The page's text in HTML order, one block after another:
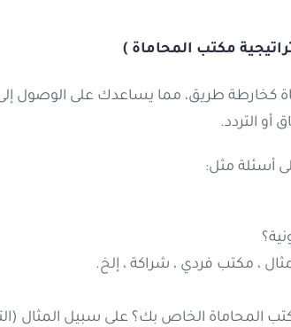
مكتب المحاماة )
كخارطة طريق، مما يساعدك على الوصول
أو التردد.
أسئلة مثل:
، مكتب فردي ، شراكة ، إلخ.
الخاص بك؟ على سبيل المثال